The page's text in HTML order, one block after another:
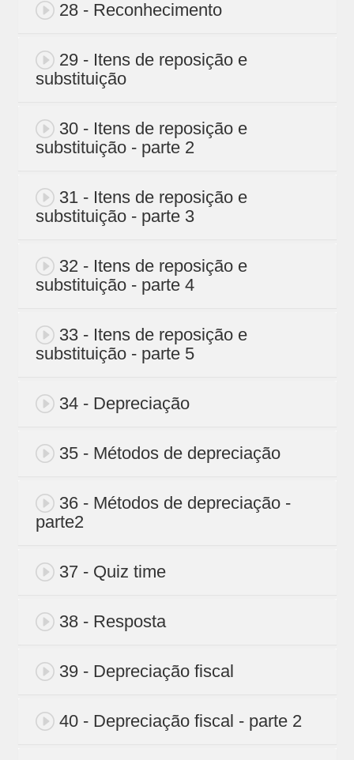
28 - Reconhecimento
29 - Itens de reposição e
substituição
30 - Itens de reposição e
substituição - parte 2
31 - Itens de reposição e
substituição - parte 3
32 - Itens de reposição e
substituição - parte 4
33 - Itens de reposição e
substituição - parte 5
34 - Depreciação
35 - Métodos de depreciação
36 - Métodos de depreciação -
parte2
37 - Quiz time
38 - Resposta
39 - Depreciação fiscal
40 - Depreciação fiscal - parte 2